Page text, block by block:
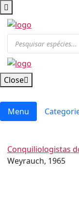
Close
Menu
Conquiliologistas
Weyrauch, 1965